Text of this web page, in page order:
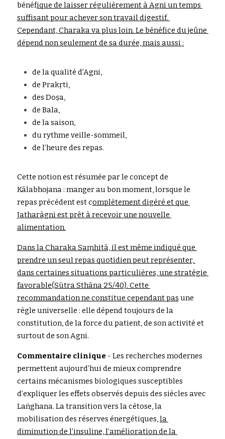
bénéfique de laisser régulièrement à Agni un temps
suffisant pour achever son travail digestif.
Cependant, Charaka va plus loin. Le bénéfice du jeûne
dépend non seulement de sa durée, mais aussi :
de la qualité d’Agni,
de Prakṛti,
des Doṣa,
de Bala,
de la saison,
du rythme veille-sommeil,
de l’heure des repas.
Cette notion est résumée par le concept de
Kālabhojana : manger au bon moment, lorsque le
repas précédent est complètementdigéré et que
Jatharāgni est prêt à recevoir une nouvelle
alimentation.
Dans la Charaka Saṃhitā, il est même indiqué que
prendre un seul repas quotidien peut représenter,
dans certaines situations particulières, une stratégie
favorable(Sūtra Sthāna 25/40). Cette
recommandation ne constitue cependant pas une
règle universelle : elle dépend toujours de la
constitution, de la force du patient, de son activité et
surtout de son Agni.
Commentaire clinique - Les recherches modernes
permettent aujourd’hui
certains mécanismes biologiques susceptibles
d’expliquer les effets observés depuis des siècles avec
Laṅghana. La transition vers la cétose, la
mobilisation des réserves énergétiques,la
diminution de l’insuline, l’amélioration de la